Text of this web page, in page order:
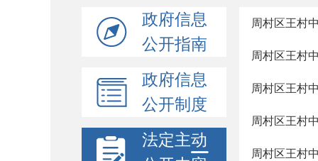
政府信息
公开指南
政府信息
公开制度
法定主动
周村区王村
周村区王村
周村区王村
周村区王村
周村区王村